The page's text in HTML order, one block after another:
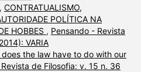
CONTRATUALISMO,
POLÍTICA NA
HOBBES , Pensando - Revista
VARIA
does the law have to do with our
de Filosofia: v. 15 n. 36